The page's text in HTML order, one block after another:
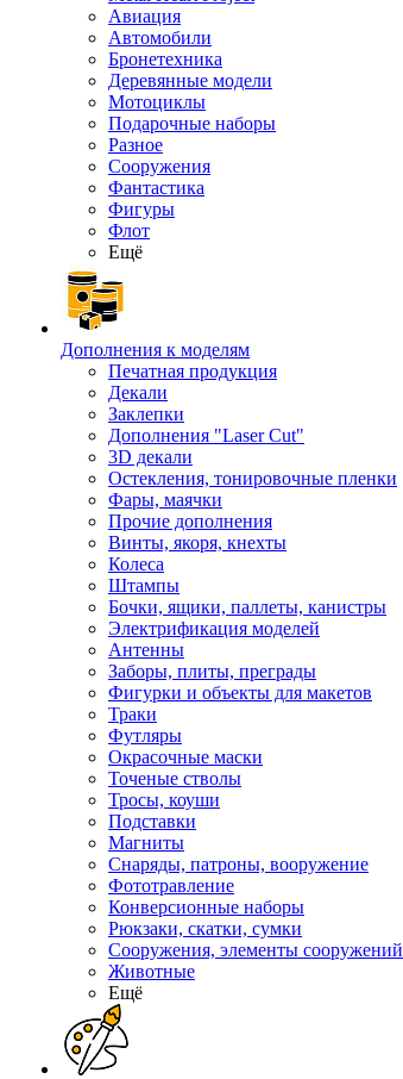
Авиация
Автомобили
Бронетехника
Деревянные модели
Мотоциклы
Подарочные наборы
Разное
Сооружения
Фантастика
Фигуры
Флот
Ещё
Дополнения к моделям
Печатная продукция
Декали
Заклепки
Дополнения "Laser Cut"
3D декали
Остекления, тонировочные пленки
Фары, маячки
Прочие дополнения
Винты, якоря, кнехты
Колеса
Штампы
Бочки, ящики, паллеты, канистры
Электрификация моделей
Антенны
Заборы, плиты, преграды
Фигурки и объекты для макетов
Траки
Футляры
Окрасочные маски
Точеные стволы
Тросы, коуши
Подставки
Магниты
Снаряды, патроны, вооружение
Фототравление
Конверсионные наборы
Рюкзаки, скатки, сумки
Сооружения, элементы сооружений
Животные
Ещё